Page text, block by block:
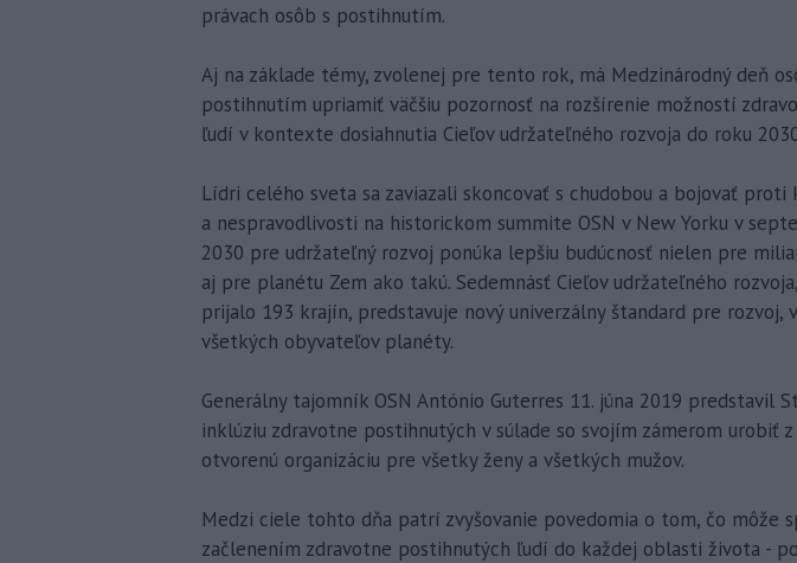
právach osôb s postihnutím.
Aj na základe témy, zvolenej pre tento rok, má Medzinárodný deň
postihnutím upriamiť väčšiu pozornosť na rozšírenie možností
ľudí v kontexte dosiahnutia Cieľov udržateľného rozvoja do roku
Lídri celého sveta sa zaviazali skoncovať s chudobou a bojovať
a nespravodlivosti na historickom summite OSN v New Yorku v
2030 pre udržateľný rozvoj ponúka lepšiu budúcnosť nielen pre
aj pre planétu Zem ako takú. Sedemnásť Cieľov udržateľného
prijalo 193 krajín, predstavuje nový univerzálny štandard pre rozvoj,
všetkých obyvateľov planéty.
Generálny tajomník OSN António Guterres 11. júna 2019 predstavil
inklúziu zdravotne postihnutých v súlade so svojím zámerom urobiť
otvorenú organizáciu pre všetky ženy a všetkých mužov.
Medzi ciele tohto dňa patrí zvyšovanie povedomia o tom, čo môže
začlenením zdravotne postihnutých ľudí do každej oblasti života -